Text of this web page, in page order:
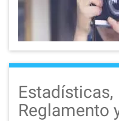
Estadísticas,
Reglamento